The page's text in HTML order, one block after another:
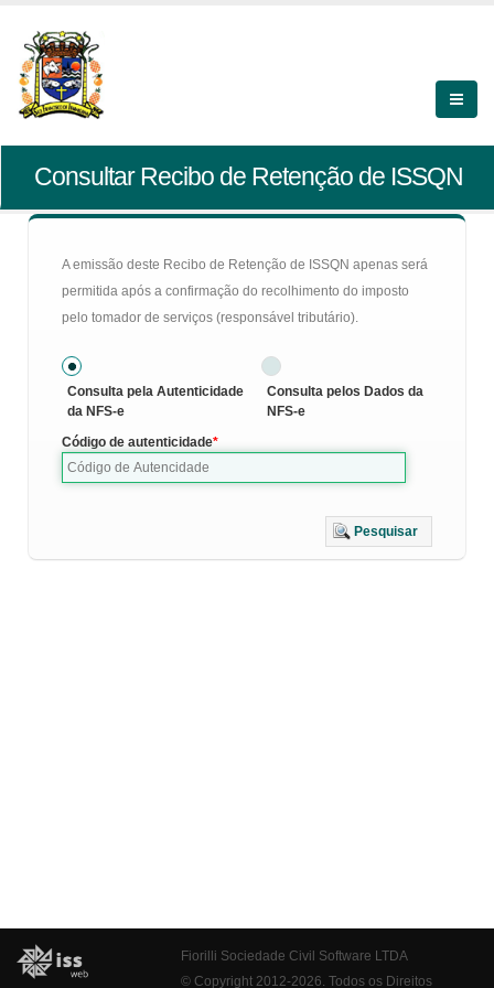
Consultar Recibo de Retenção de ISSQN
A emissão deste Recibo de Retenção de ISSQN apenas será
permitida após a confirmação do recolhimento do imposto
pelo tomador de serviços (responsável tributário).
Consulta pela Autenticidade
da NFS-e
Consulta pelos Dados da
NFS-e
Código de autenticidade
Pesquisar
Fiorilli Sociedade Civil Software LTDA
© Copyright 2012-2026. Todos os Direitos